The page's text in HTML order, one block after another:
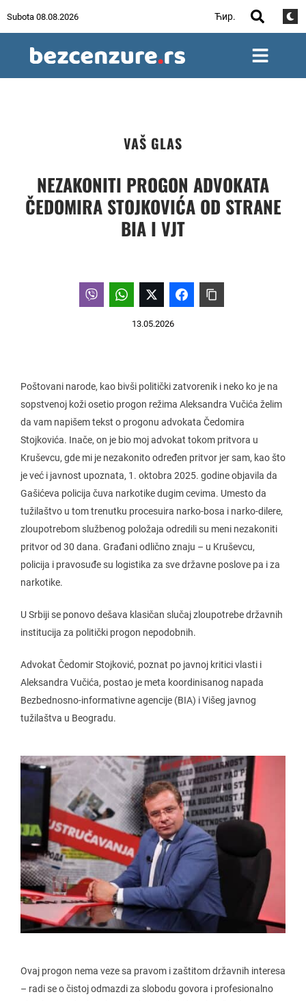
Subota 08.08.2026 Ћир.
VAŠ GLAS
NEZAKONITI PROGON ADVOKATA
ČEDOMIRA STOJKOVIĆA OD STRANE
BIA I VJT
13.05.2026
Poštovani narode, kao bivši politički zatvorenik i neko ko je na
sopstvenoj koži osetio progon režima Aleksandra Vučića želim
da vam napišem tekst o progonu advokata Čedomira
Stojkovića. Inače, on je bio moj advokat tokom pritvora u
Kruševcu, gde mi je nezakonito određen pritvor jer sam, kao što
je već i javnost upoznata, 1. oktobra 2025. godine objavila da
Gašićeva policija čuva narkotike dugim cevima. Umesto da
tužilaštvo u tom trenutku procesuira narko-bosa i narko-dilere,
zloupotrebom službenog položaja odredili su meni nezakoniti
pritvor od 30 dana. Građani odlično znaju – u Kruševcu,
policija i pravosuđe su logistika za sve državne poslove pa i za
narkotike.
U Srbiji se ponovo dešava klasičan slučaj zloupotrebe državnih
institucija za politički progon nepodobnih.
Advokat Čedomir Stojković, poznat po javnoj kritici vlasti i
Aleksandra Vučića, postao je meta koordinisanog napada
Bezbednosno-informativne agencije (BIA) i Višeg javnog
tužilaštva u Beogradu.
Ovaj progon nema veze sa pravom i zaštitom državnih interesa
– radi se o čistoj odmazdi za slobodu govora i profesionalno